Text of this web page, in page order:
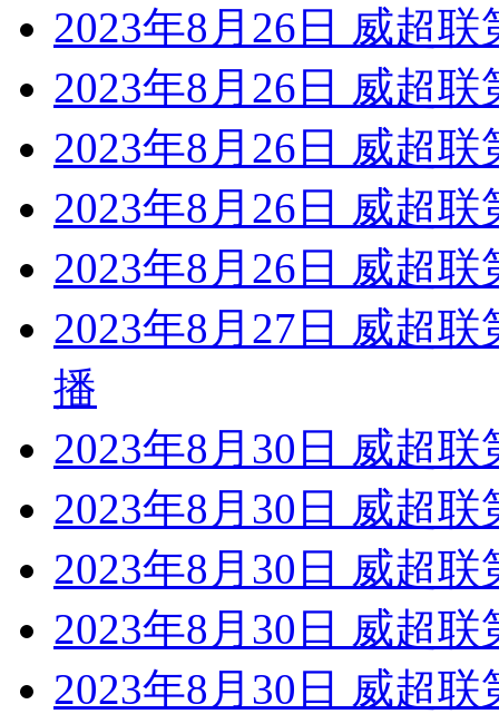
2023年8月26日 威超
2023年8月26日 威超
2023年8月26日 威超
2023年8月26日 威超
2023年8月26日 威超
2023年8月27日 威超
播
2023年8月30日 威超
2023年8月30日 威超
2023年8月30日 威超
2023年8月30日 威超
2023年8月30日 威超